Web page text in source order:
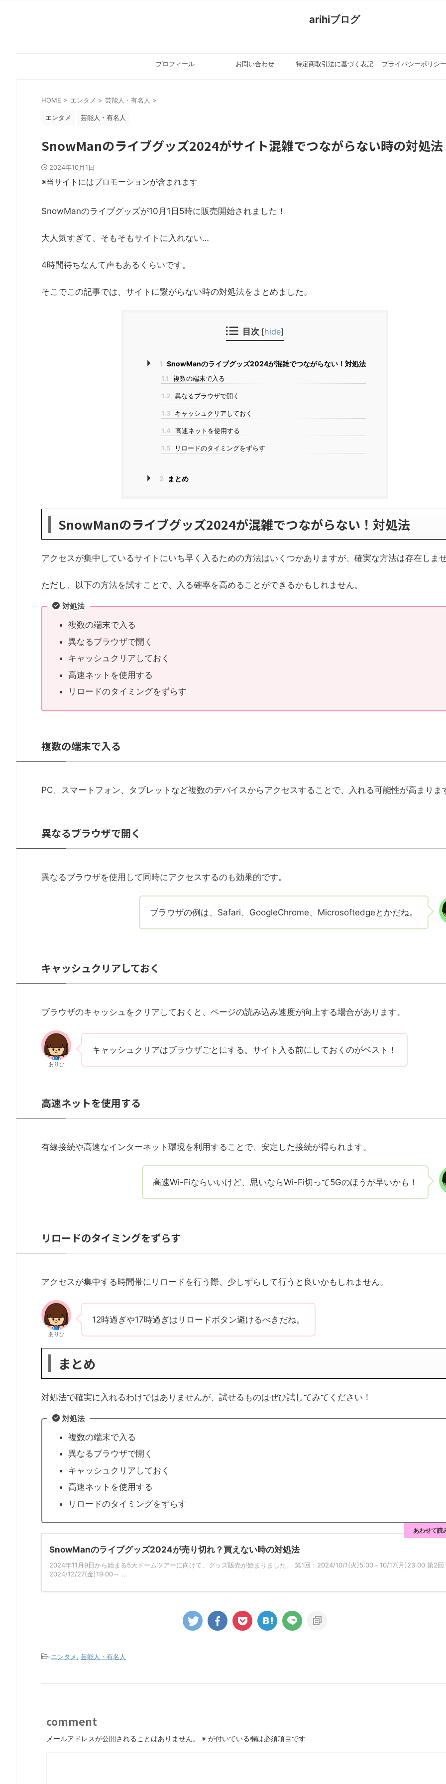
arihiブログ
プロフィール お問い合わせ 特定商取引法に基づく表記 プライバシーポリシー
HOME > エンタメ > 芸能人・有名人 >
エンタメ 芸能人・有名人
SnowManのライブグッズ2024がサイト混雑でつながらない時の対処法
2024年10月1日
※当サイトにはプロモーションが含まれます
SnowManのライブグッズが10月1日5時に販売開始されました！
大人気すぎて、そもそもサイトに入れない…
4時間待ちなんて声もあるくらいです。
そこでこの記事では、サイトに繋がらない時の対処法をまとめました。
目次 [hide]
1 SnowManのライブグッズ2024が混雑でつながらない！対処法
1.1 複数の端末で入る
1.2 異なるブラウザで開く
1.3 キャッシュクリアしておく
1.4 高速ネットを使用する
1.5 リロードのタイミングをずらす
2 まとめ
SnowManのライブグッズ2024が混雑でつながらない！対処法
アクセスが集中しているサイトにいち早く入るための方法はいくつかありますが、確実な方法は存在しま
ただし、以下の方法を試すことで、入る確率を高めることができるかもしれません。
対処法
複数の端末で入る
異なるブラウザで開く
キャッシュクリアしておく
高速ネットを使用する
リロードのタイミングをずらす
複数の端末で入る
PC、スマートフォン、タブレットなど複数のデバイスからアクセスすることで、入れる可能性が高まりま
異なるブラウザで開く
異なるブラウザを使用して同時にアクセスするのも効果的です。
ブラウザの例は、Safari、GoogleChrome、Microsoftedgeとかだね。
キャッシュクリアしておく
ブラウザのキャッシュをクリアしておくと、ページの読み込み速度が向上する場合があります。
ありひ
キャッシュクリアはブラウザごとにする。サイト入る前にしておくのがベスト！
高速ネットを使用する
有線接続や高速なインターネット環境を利用することで、安定した接続が得られます。
高速Wi-Fiならいいけど、思いならWi-Fi切って5Gのほうが早いかも！
リロードのタイミングをずらす
アクセスが集中する時間帯にリロードを行う際、少しずらして行うと良いかもしれません。
ありひ
12時過ぎや17時過ぎはリロードボタン避けるべきだね。
まとめ
対処法で確実に入れるわけではありませんが、試せるものはぜひ試してみてください！
対処法
複数の端末で入る
異なるブラウザで開く
キャッシュクリアしておく
高速ネットを使用する
リロードのタイミングをずらす
SnowManのライブグッズ2024が売り切れ？買えない時の対処法
2024年11月9日から始まる5大ドームツアーに向けて、グッズ販売が始まりました。 第1回：2024/10/1(火)5:00～10/17(月)23:00 第2回
2024/12/27(金)19:00～ ...
あわせて読
-エンタメ 芸能人・有名人
comment
メールアドレスが公開されることはありません。 ※ が付いている欄は必須項目です